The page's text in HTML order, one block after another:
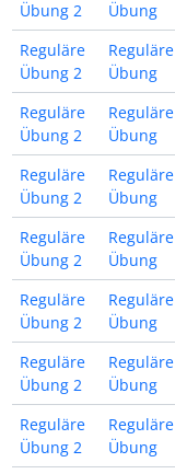
Übung 2 Übung
Reguläre
Übung 2
Reguläre
Übung
Reguläre
Übung 2
Reguläre
Übung
Reguläre
Übung 2
Reguläre
Übung
Reguläre
Übung 2
Reguläre
Übung
Reguläre
Übung 2
Reguläre
Übung
Reguläre
Übung 2
Reguläre
Übung
Reguläre
Übung 2
Reguläre
Übung